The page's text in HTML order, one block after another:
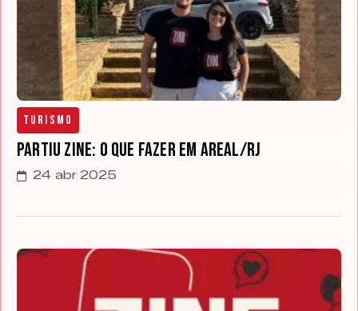
Turismo
Partiu Zine: o que fazer em Areal/RJ
24 abr 2025